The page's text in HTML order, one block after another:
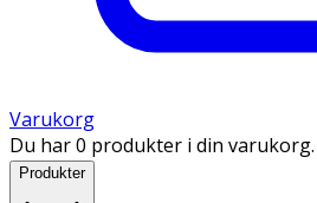
Varukorg
Du har 0 produkter i din varukorg.
Produkter